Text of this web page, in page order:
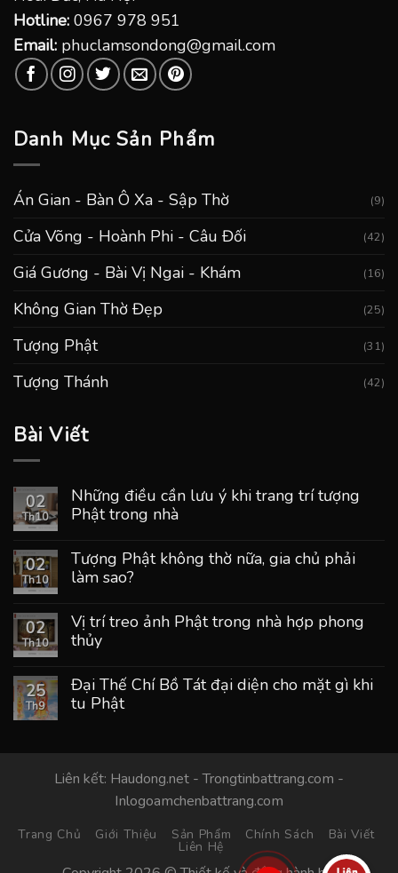
Hotline: 0967 978 951
Email: phuclamsondong@gmail.com
Danh Mục Sản Phẩm
Án Gian - Bàn Ô Xa - Sập Thờ (9)
Cửa Võng - Hoành Phi - Câu Đối (42)
Giá Gương - Bài Vị Ngai - Khám (16)
Không Gian Thờ Đẹp (25)
Tượng Phật (31)
Tượng Thánh (42)
Bài Viết
02
Th10
Những điều cần lưu ý khi trang trí tượng
Phật trong nhà
02
Th10
Tượng Phật không thờ nữa, gia chủ phải
làm sao?
02
Th10
Vị trí treo ảnh Phật trong nhà hợp phong
thủy
25
Th9
Đại Thế Chí Bồ Tát đại diện cho mặt gì khi
tu Phật
Liên kết: Haudong.net -Trongtinbattrang.com -
Inlogoamchenbattrang.com
Trang Chủ Giới Thiệu Sản Phẩm Chính Sách Bài Viết
Liên Hệ